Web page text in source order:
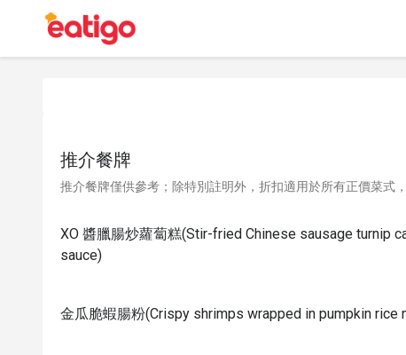
推介餐牌
推介餐牌僅供參考；除特別註明外，折扣適用於所有正價菜式
XO 醬臘腸炒蘿蔔糕(Stir-fried Chinese sausage turnip
sauce)
金瓜脆蝦腸粉(Crispy shrimps wrapped in pumpkin rice